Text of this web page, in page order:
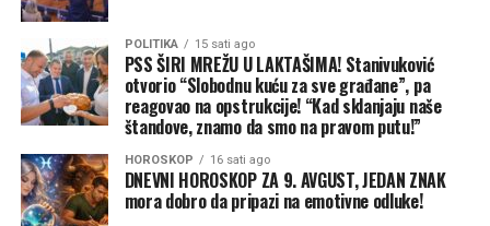
POLITIKA 15 sati ago
PSS ŠIRI MREŽU U LAKTAŠIMA! Stanivuković
otvorio “Slobodnu kuću za sve građane”, pa
reagovao na opstrukcije! “Kad sklanjaju naše
štandove, znamo da smo na pravom putu!”
HOROSKOP 16 sati ago
DNEVNI HOROSKOP ZA 9. AVGUST, JEDAN ZNAK
mora dobro da pripazi na emotivne odluke!